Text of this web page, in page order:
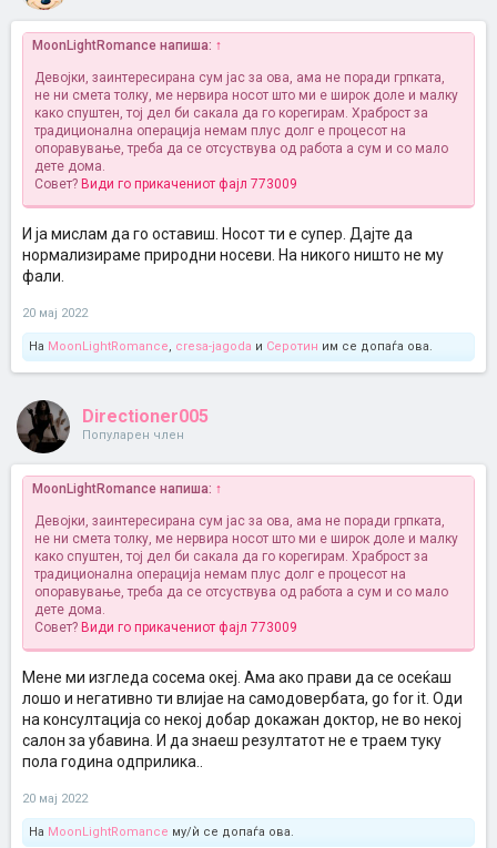
MoonLightRomance напиша: ↑
Девојки, заинтересирана сум јас за ова, ама не поради грпката,
не ни смета толку, ме нервира носот што ми е широк доле и малку
како спуштен, тој дел би сакала да го корегирам. Храброст за
традиционална операција немам плус долг е процесот на
опоравување, треба да се отсуствува од работа а сум и со мало
дете дома.
Совет? Види го прикачениот фајл 773009
И ја мислам да го оставиш. Носот ти е супер. Дајте да
нормализираме природни носеви. На никого ништо не му
фали.
20 мај 2022
На MoonLightRomance, cresa-jagoda и Серотин им се допаѓа ова.
Directioner005
Популарен член
MoonLightRomance напиша: ↑
Девојки, заинтересирана сум јас за ова, ама не поради грпката,
не ни смета толку, ме нервира носот што ми е широк доле и малку
како спуштен, тој дел би сакала да го корегирам. Храброст за
традиционална операција немам плус долг е процесот на
опоравување, треба да се отсуствува од работа а сум и со мало
дете дома.
Совет? Види го прикачениот фајл 773009
Мене ми изгледа сосема океј. Ама ако прави да се осеќаш
лошо и негативно ти влијае на самодовербата, go for it. Оди
на консултација со некој добар докажан доктор, не во некој
салон за убавина. И да знаеш резултатот не е траем туку
пола година одприлика..
20 мај 2022
На MoonLightRomance му/ѝ се допаѓа ова.